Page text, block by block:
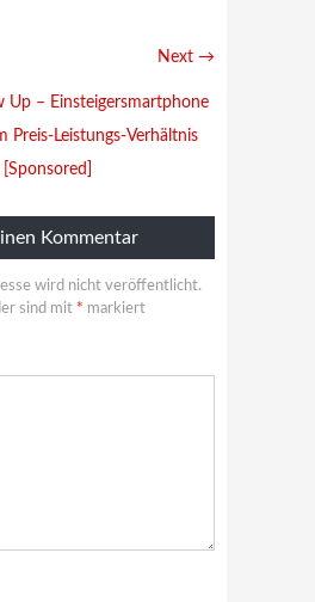
Next →
Up – Einsteigersmartphone
Preis-Leistungs-Verhältnis
[Sponsored]
Kommentar
wird nicht veröffentlicht.
sind mit * markiert